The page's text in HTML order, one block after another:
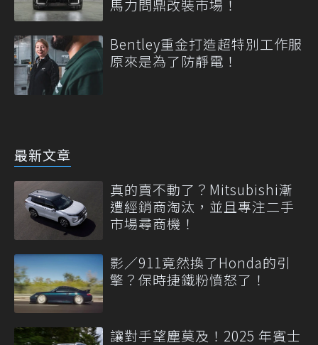
馬力問鼎改裝市場！
Bentley重金打造超特別工作服
原來是為了防靜電！
最新文章
真的賣不動了？Mitsubishi漸
遭經銷商淘汰，並且專注二手
市場尋商機！
影／911竟然換了Honda的引
擎？保時捷鐵粉憤怒了！
讓對手望塵莫及！2025 年賓士